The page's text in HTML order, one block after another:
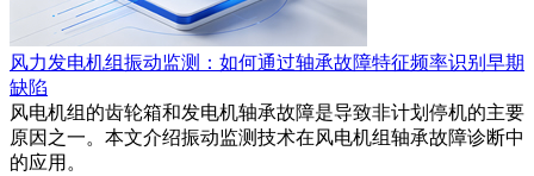
风力发电机组振动监测：如何通过轴承故障特征频率识别早期
缺陷
风电机组的齿轮箱和发电机轴承故障是导致非计划停机的主要
原因之一。本文介绍振动监测技术在风电机组轴承故障诊断中
的应用。